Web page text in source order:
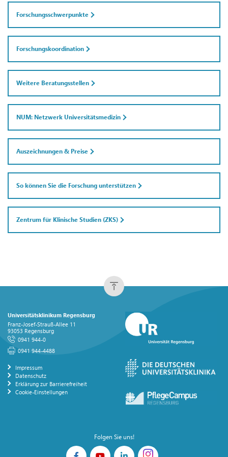
Forschungsschwerpunkte
Forschungskoordination
Weitere Beratungsstellen
NUM: Netzwerk Universitätsmedizin
Auszeichnungen & Preise
So können Sie die Forschung unterstützen
Zentrum für Klinische Studien (ZKS)
Universitätsklinikum Regensburg
Franz-Josef-Strauß-Allee 11
93053 Regensburg
0941 944-0
0941 944-4488
Impressum
Datenschutz
Erklärung zur Barrierefreiheit
Cookie-Einstellungen
Folgen Sie uns!